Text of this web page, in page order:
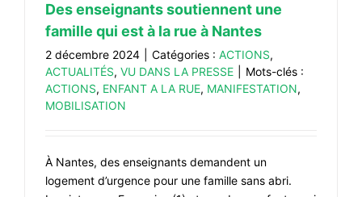
Des enseignants soutiennent une
famille qui est à la rue à Nantes
2 décembre 2024 Catégories : ACTIONS,
ACTUALITÉS, VU DANS LA PRESSE
Mots-clés :
ACTIONS, ENFANT A LA RUE, MANIFESTATION,
MOBILISATION
À Nantes, des enseignants demandent un
logement d’urgence pour une famille sans abri.